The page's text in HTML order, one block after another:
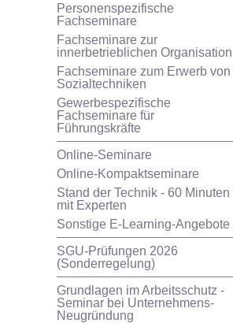
Personenspezifische
Fachseminare
Fachseminare zur
innerbetrieblichen Organisation
Fachseminare zum Erwerb von
Sozialtechniken
Gewerbespezifische
Fachseminare für
Führungskräfte
Online-Seminare
Online-Kompaktseminare
Stand der Technik - 60 Minuten
mit Experten
Sonstige E-Learning-Angebote
SGU-Prüfungen 2026
(Sonderregelung)
Grundlagen im Arbeitsschutz -
Seminar bei Unternehmens-
Neugründung